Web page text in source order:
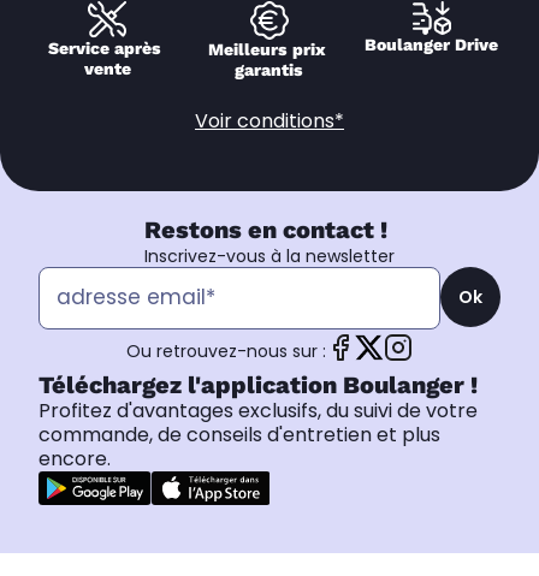
Service après
vente
Meilleurs prix
garantis
Boulanger Drive
Voir conditions*
Restons en contact !
Inscrivez-vous à la newsletter
Ok
Ou retrouvez-nous sur :
Téléchargez l'application Boulanger !
Profitez d'avantages exclusifs, du suivi de votre
commande, de conseils d'entretien et plus
encore.